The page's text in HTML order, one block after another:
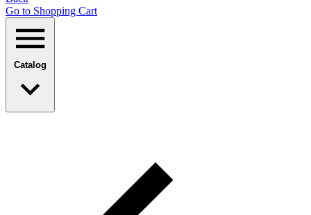
Go to Shopping Сart
Catalog